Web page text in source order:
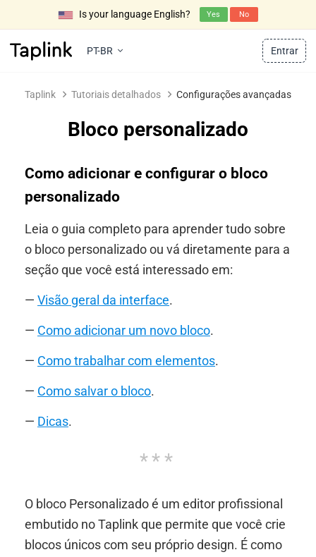
Is your language English? Yes No
PT-BR Entrar
Taplink Tutoriais detalhados Configurações avançadas
Bloco personalizado
Como adicionar e configurar o bloco
personalizado
Leia o guia completo para aprender tudo sobre
o bloco personalizado ou vá diretamente para a
seção que você está interessado em:
— Visão geral da interface.
— Como adicionar um novo bloco.
— Como trabalhar com elementos.
— Como salvar o bloco.
— Dicas.
O bloco Personalizado é um editor profissional
embutido no Taplink que permite que você crie
blocos únicos com seu próprio design. É como